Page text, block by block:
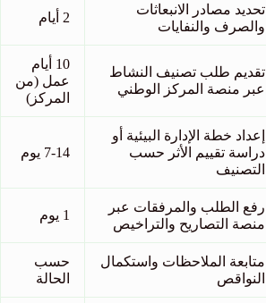
تحديد مصادر الانبعاثات
والصرف والنفايات
2 أيام
تقديم طلب تصنيف النشاط
عبر منصة المركز الوطني
10 أيام
عمل (من
المركز)
إعداد خطة الإدارة البيئية أو
دراسة تقييم الأثر حسب
التصنيف
7-14 يوم
رفع الطلب والمرفقات عبر
منصة التصاريح والتراخيص
1 يوم
متابعة الملاحظات واستكمال
النواقص
حسب
الحالة